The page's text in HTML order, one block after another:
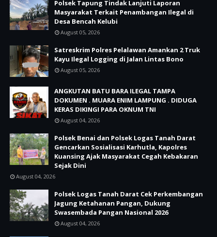
Polsek Tapung Tindak Lanjuti Laporan
Masyarakat Terkait Penambangan Ilegal di
Desa Bencah Kelubi
August 05, 2026
Satreskrim Polres Pelalawan Amankan 2 Truk
Kayu Ilegal Logging di Jalan Lintas Bono
August 05, 2026
ANGKUTAN BATU BARA ILEGAL TAMPA
DOKUMEN . MUARA ENIM LAMPUNG . DIDUGA
KERAS DIKINGI PARA OKNUM TNI
August 04, 2026
Polsek Benai dan Polsek Logas Tanah Darat
Gencarkan Sosialisasi Karhutla, Kapolres
Kuansing Ajak Masyarakat Cegah Kebakaran
Sejak Dini
August 04, 2026
Polsek Logas Tanah Darat Cek Perkembangan
Jagung Ketahanan Pangan, Dukung
Swasembada Pangan Nasional 2026
August 04, 2026